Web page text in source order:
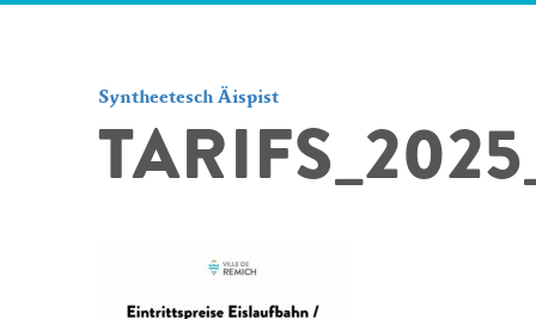
Syntheetesch Äispist